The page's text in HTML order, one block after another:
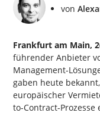
von
Frankfurt am Main,
führender Anbieter
Management-
gaben heute
europäischer
to-Contract-